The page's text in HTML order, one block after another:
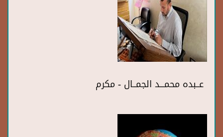
عــبده محمـــد الجمــال - مكرم